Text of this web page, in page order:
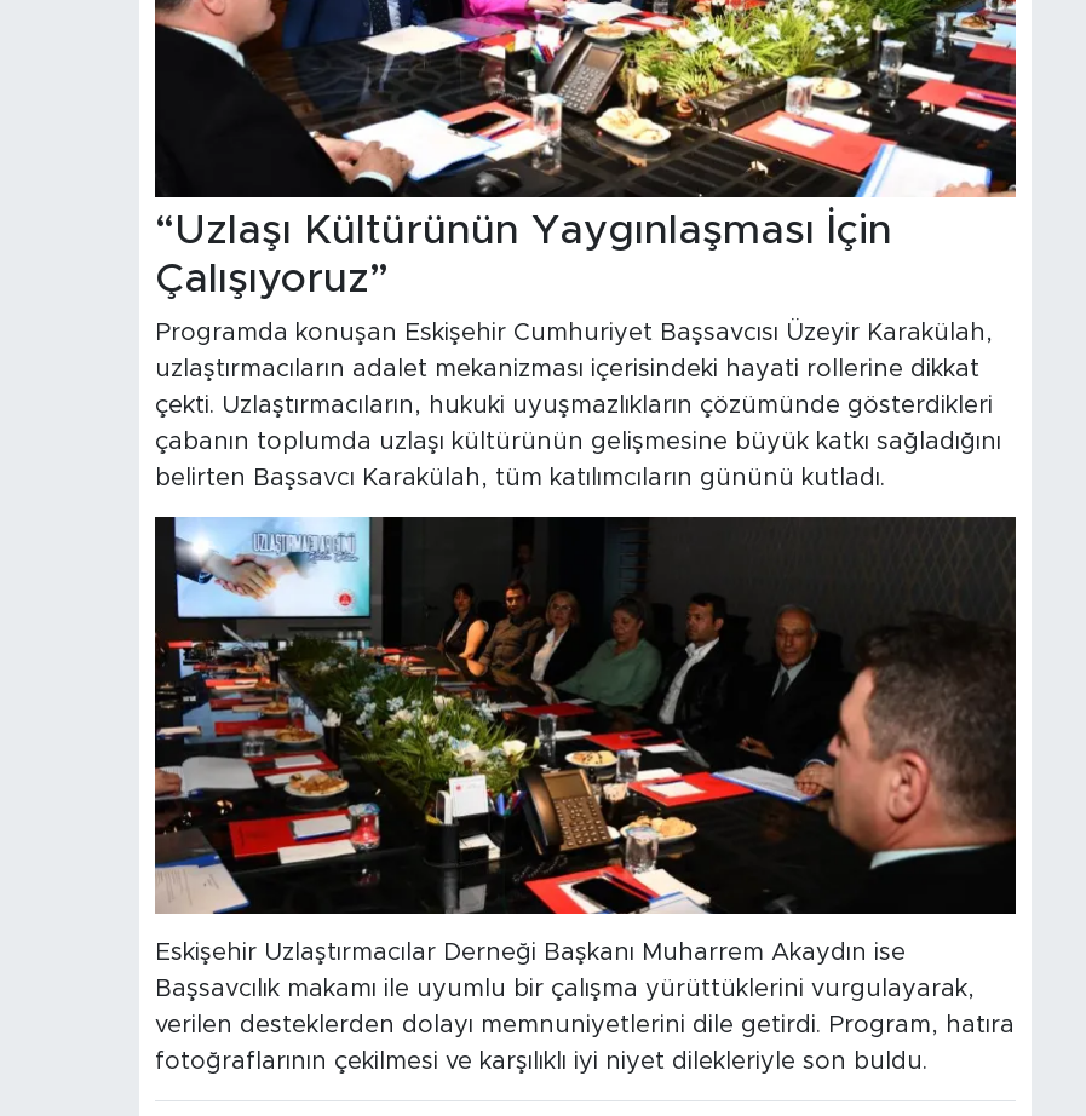
“Uzlaşı Kültürünün Yaygınlaşması İçin
Çalışıyoruz”
Programda konuşan Eskişehir Cumhuriyet Başsavcısı Üzeyir Karakülah,
uzlaştırmacıların adalet mekanizması içerisindeki hayati rollerine dikkat
çekti. Uzlaştırmacıların, hukuki uyuşmazlıkların çözümünde gösterdikleri
çabanın toplumda uzlaşı kültürünün gelişmesine büyük katkı sağladığını
belirten Başsavcı Karakülah, tüm katılımcıların gününü kutladı.
Eskişehir Uzlaştırmacılar Derneği Başkanı Muharrem Akaydın ise
Başsavcılık makamı ile uyumlu bir çalışma yürüttüklerini vurgulayarak,
verilen desteklerden dolayı memnuniyetlerini dile getirdi. Program, hatıra
fotoğraflarının çekilmesi ve karşılıklı iyi niyet dilekleriyle son buldu.